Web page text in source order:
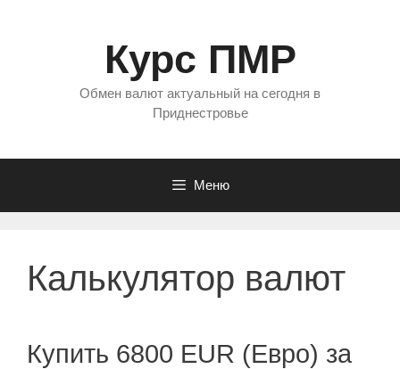
Курс ПМР
Обмен валют актуальный на сегодня в
Приднестровье
Меню
Калькулятор валют
Купить 6800 EUR (Евро) за